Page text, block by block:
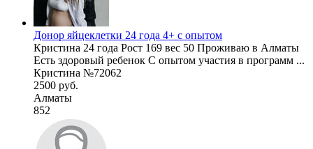
Донор яйцеклетки 24 года 4+ с опытом
Кристина 24 года Рост 169 вес 50 Проживаю в Алматы
Есть здоровый ребенок С опытом участия в программ ...
Кристина №72062
2500 руб.
Алматы
852